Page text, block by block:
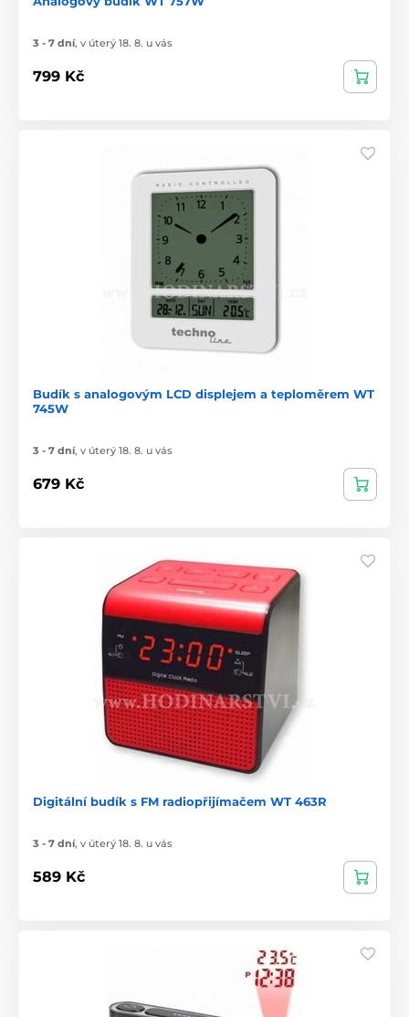
3 - 7 dní, v úterý 18. 8. u vás
799 Kč
Budík s analogovým LCD displejem a teploměrem WT
745W
3 - 7 dní, v úterý 18. 8. u vás
679 Kč
Digitální budík s FM radiopřijímačem WT 463R
3 - 7 dní, v úterý 18. 8. u vás
589 Kč